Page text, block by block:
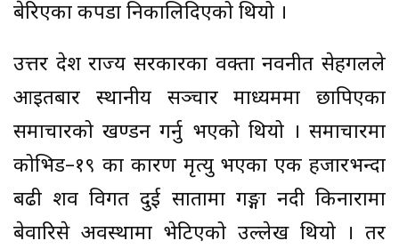
बेरिएका कपडा निकालिदिएको थियो ।
उत्तर प्रदेश राज्य सरकारका प्रवक्ता नवनीत सेहगलले
आइतबार स्थानीय सञ्चार माध्यममा छापिएका
समाचारको खण्डन गर्नु भएको थियो । समाचारमा
कोभिड–१९ का कारण मृत्यु भएका एक हजारभन्दा
बढी शव विगत दुई सातामा गङ्गा नदी किनारामा
बेवारिसे अवस्थामा भेटिएको उल्लेख थियो । तर